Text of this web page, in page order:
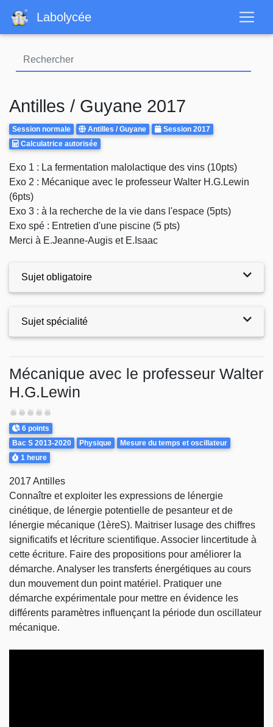
contenu
Labolycée
Antilles / Guyane 2017
Rattrapages
Session normale
Centre
d'examen
Antilles / Guyane Annee
Session 2017
Calculatrice
Calculatrice autorisée
Body
Exo 1 : La fermentation malolactique des vins (10pts)
Exo 2 : Mécanique avec le professeur Walter H.G.Lewin
(6pts)
Exo 3 : à la recherche de la vie dans l'espace (5pts)
Exo spé : Entretien d'une piscine (5 pts)
Merci à E.Jeanne-Augis et E.Isaac
Sujet obligatoire
Sujet spécialité
Mécanique avec le professeur Walter
H.G.Lewin
Difficulté
Points
6 points
Theme
Bac S 2013-2020 Physique Mesure du temps et oscillateur
Durée
1 heure
2017 Antilles
Connaître et exploiter les expressions de lénergie
cinétique, de lénergie potentielle de pesanteur et de
lénergie mécanique (1èreS). Maitriser lusage des chiffres
significatifs et lécriture scientifique. Associer lincertitude à
cette écriture. Faire des propositions pour améliorer la
démarche. Analyser les transferts énergétiques au cours
dun mouvement dun point matériel. Pratiquer une
démarche expérimentale pour mettre en évidence les
différents paramètres influençant la période dun oscillateur
mécanique.